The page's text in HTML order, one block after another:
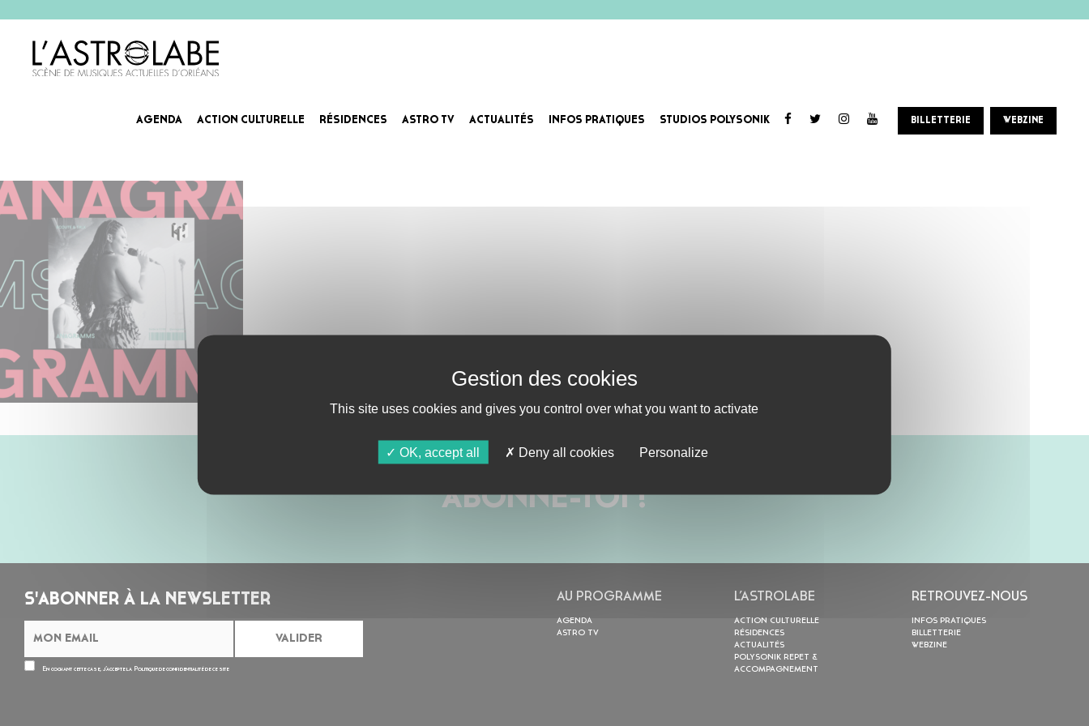
AGENDA ACTION CULTURELLE RÉSIDENCES ASTRO TV ACTUALITÉS INFOS PRATIQUES STUDIOS POLYSONIK BILLETTERIE WEBZINE
ABONNE-TOI !
S'ABONNER À LA NEWSLETTER
En cochant cette case, j’accepte la Politique de confidentialitéde ce site
AU PROGRAMME
AGENDA
ASTRO TV
L’ASTROLABE
ACTION CULTURELLE
RÉSIDENCES
ACTUALITÉS
POLYSONIK REPET &
ACCOMPAGNEMENT
RETROUVEZ-NOUS
INFOS PRATIQUES
BILLETTERIE
WEBZINE
This site uses cookies and gives you control over what you want to activate
OK, accept all Deny all cookies Personalize